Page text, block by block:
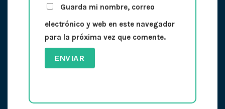
Guarda mi nombre, correo
electrónico y web en este navegador
para la próxima vez que comente.